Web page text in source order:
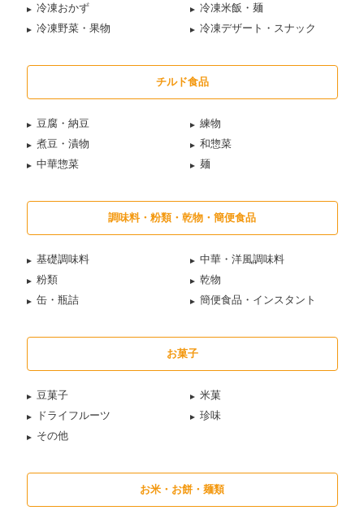
冷凍おかず
冷凍米飯・麺
冷凍野菜・果物
冷凍デザート・スナック
チルド食品
豆腐・納豆
練物
煮豆・漬物
和惣菜
中華惣菜
麺
調味料・粉類・乾物・簡便食品
基礎調味料
中華・洋風調味料
粉類
乾物
缶・瓶詰
簡便食品・インスタント
お菓子
豆菓子
米菓
ドライフルーツ
珍味
その他
お米・お餅・麺類